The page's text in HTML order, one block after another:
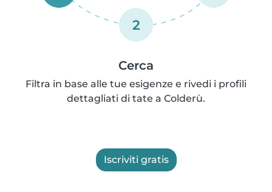
2
Cerca
Filtra in base alle tue esigenze e rivedi i profili
dettagliati di tate a Colderù.
Iscriviti gratis